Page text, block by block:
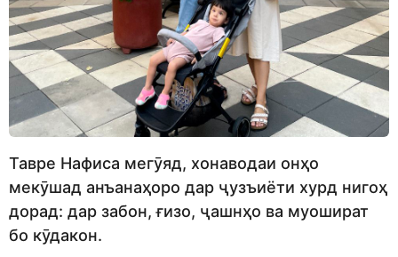
Тавре Нафиса мегӯяд, хонаводаи онҳо
мекӯшад анъанаҳоро дар ҷузъиёти хурд нигоҳ
дорад: дар забон, ғизо, ҷашнҳо ва муошират
бо кӯдакон.